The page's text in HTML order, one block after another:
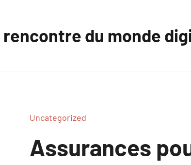
rencontre du monde
Uncategorized
Assurances